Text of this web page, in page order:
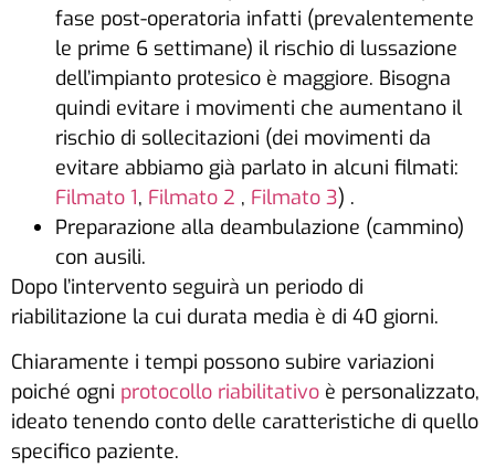
fase post-operatoria infatti (prevalentemente
le prime 6 settimane) il rischio di lussazione
dell’impianto protesico è maggiore. Bisogna
quindi evitare i movimenti che aumentano il
rischio di sollecitazioni (dei movimenti da
evitare abbiamo già parlato in alcuni filmati:
Filmato 1, Filmato 2 , Filmato 3) .
Preparazione alla deambulazione (cammino)
con ausili.
Dopo l’intervento seguirà un periodo di
riabilitazione la cui durata media è di 40 giorni.
Chiaramente i tempi possono subire variazioni
poiché ogni protocollo riabilitativo è personalizzato,
ideato tenendo conto delle caratteristiche di quello
specifico paziente.